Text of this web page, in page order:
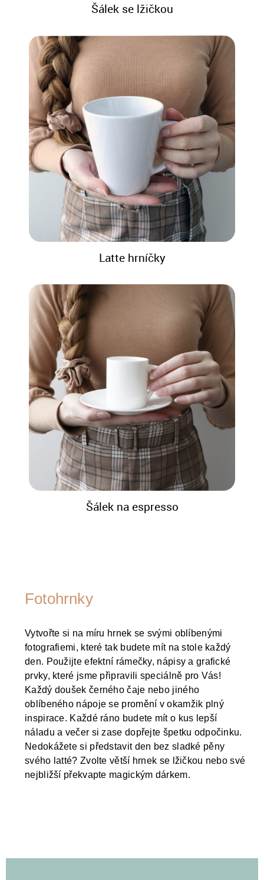
Šálek se lžičkou
Latte hrníčky
Šálek na espresso
Fotohrnky
Vytvořte si na míru hrnek se svými oblíbenými
fotografiemi, které tak budete mít na stole každý
den. Použijte efektní rámečky, nápisy a grafické
prvky, které jsme připravili speciálně pro Vás!
Každý doušek černého čaje nebo jiného
oblíbeného nápoje se promění v okamžik plný
inspirace. Každé ráno budete mít o kus lepší
náladu a večer si zase dopřejte špetku odpočinku.
Nedokážete si představit den bez sladké pěny
svého latté? Zvolte větší hrnek se lžičkou nebo své
nejbližší překvapte magickým dárkem.